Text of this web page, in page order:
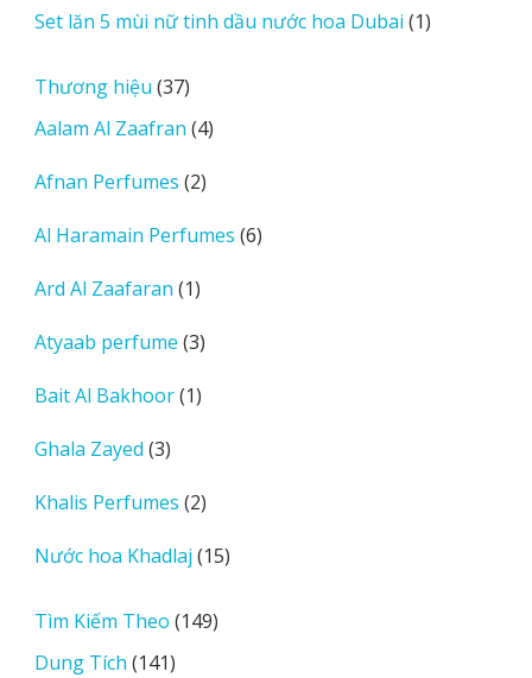
Set lăn 5 mùi nữ tinh dầu nước hoa Dubai 11
Thương hiệu 3737
sản
phẩm
Aalam Al Zaafran 44
Afnan Perfumes 22
phẩm
Al Haramain Perfumes 66
Ard Al Zaafaran 11
phẩm
Atyaab perfume 33
phẩm
Bait Al Bakhoor 11
Ghala Zayed 33
phẩm
Khalis Perfumes 22
phẩm
Nước hoa Khadlaj 1515
Tìm Kiếm Theo 149149
Dung Tích 141141